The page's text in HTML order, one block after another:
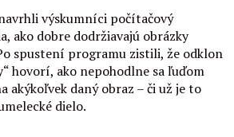
výskumníci počítačový
ako dobre dodržiavajú obrázky
spustení programu zistili, že odklon
hovorí, ako nepohodlne sa ľuďom
akýkoľvek daný obraz – či už je to
dielo.